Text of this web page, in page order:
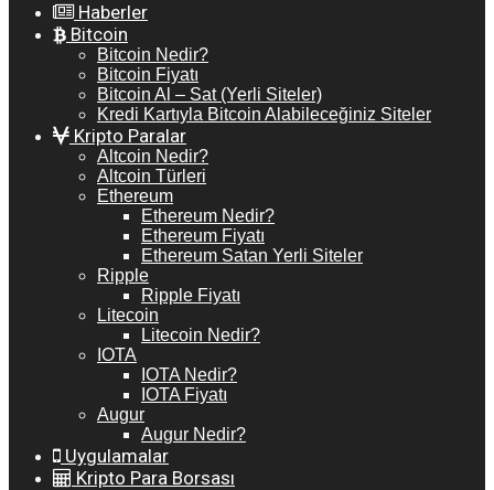
Haberler
Bitcoin
Bitcoin Nedir?
Bitcoin Fiyatı
Bitcoin Al – Sat (Yerli Siteler)
Kredi Kartıyla Bitcoin Alabileceğiniz Siteler
Kripto Paralar
Altcoin Nedir?
Altcoin Türleri
Ethereum
Ethereum Nedir?
Ethereum Fiyatı
Ethereum Satan Yerli Siteler
Ripple
Ripple Fiyatı
Litecoin
Litecoin Nedir?
IOTA
IOTA Nedir?
IOTA Fiyatı
Augur
Augur Nedir?
Uygulamalar
Kripto Para Borsası